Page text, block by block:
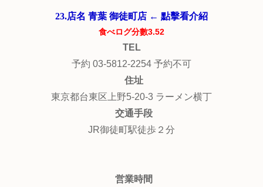
23.店名 青葉 御徒町店 ← 點擊看介紹
食べログ分數3.52
TEL
予約 03-5812-2254 予約不可
住址
東京都台東区上野5-20-3 ラーメン横丁
交通手段
JR御徒町駅徒歩２分
営業時間